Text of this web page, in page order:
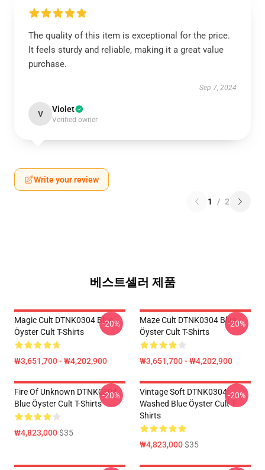
The quality of this item is exceptional for the price.
It feels sturdy and reliable, making it a great value
purchase.
Sep 7, 2024
V Violet
Verified owner
Write your review
1 / 2
베스트셀러 제품
Magic Cult DTNK0304 Blue
Öyster Cult T-Shirts
₩3,651,700 - ₩4,202,900
-20%
Maze Cult DTNK0304 Blue
Öyster Cult T-Shirts
₩3,651,700 - ₩4,202,900
-20%
Fire Of Unknown DTNK0304
Blue Öyster Cult T-Shirts
₩4,823,000$35
-20%
Vintage Soft DTNK0304
Washed Blue Öyster Cult T-
Shirts
₩4,823,000$35
-20%